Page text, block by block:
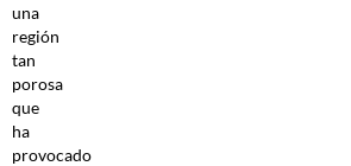
una
región
tan
porosa
que
ha
provocado